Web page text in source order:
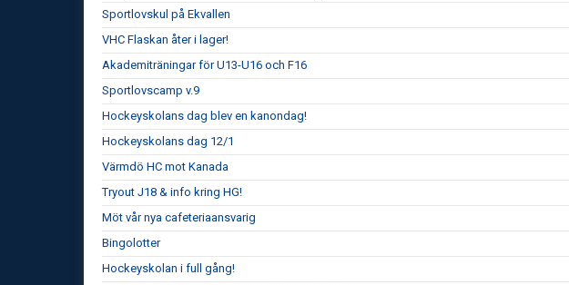
Sportlovskul på Ekvallen
VHC Flaskan åter i lager!
Akademiträningar för U13-U16 och F16
Sportlovscamp v.9
Hockeyskolans dag blev en kanondag!
Hockeyskolans dag 12/1
Värmdö HC mot Kanada
Tryout J18 & info kring HG!
Möt vår nya cafeteriaansvarig
Bingolotter
Hockeyskolan i full gång!